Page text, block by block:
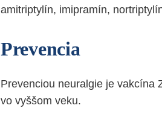
amitriptylín, imipramín,
Prevencia
Prevenciou neuralgie je vakcína
vo vyššom veku.